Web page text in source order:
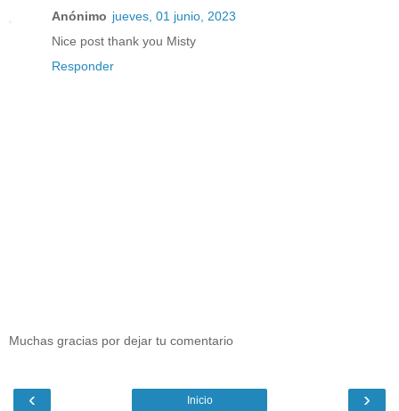
Anónimo jueves, 01 junio, 2023
Nice post thank you Misty
Responder
Muchas gracias por dejar tu comentario
‹ ›
Inicio